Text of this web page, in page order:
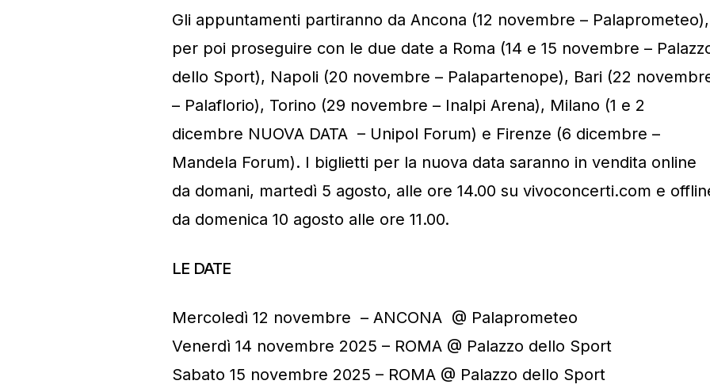
Gli appuntamenti partiranno da Ancona (12 novembre – Palaprometeo),
per poi proseguire con le due date a Roma (14 e 15 novembre –
dello Sport), Napoli (20 novembre – Palapartenope), Bari (22
– Palaflorio), Torino (29 novembre – Inalpi Arena), Milano (1 e 2
dicembre NUOVA DATA – Unipol Forum) e Firenze (6 dicembre –
Mandela Forum). I biglietti per la nuova data saranno in vendita online
da domani, martedì 5 agosto, alle ore 14.00 su vivoconcerti.com e
da domenica 10 agosto alle ore 11.00.
LE DATE
Mercoledì 12 novembre – ANCONA @ Palaprometeo
Venerdì 14 novembre 2025 – ROMA @ Palazzo dello Sport
Sabato 15 novembre 2025 – ROMA @ Palazzo dello Sport